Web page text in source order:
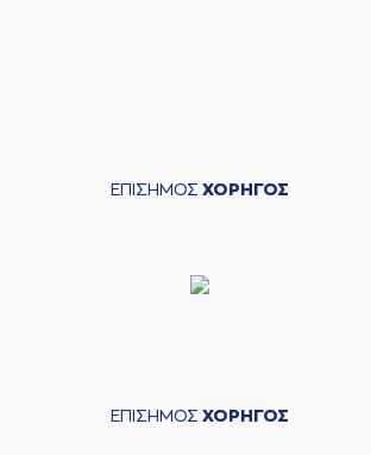
ΕΠΙΣΗΜΟΣ ΧΟΡΗΓΟΣ
ΕΠΙΣΗΜΟΣ ΧΟΡΗΓΟΣ